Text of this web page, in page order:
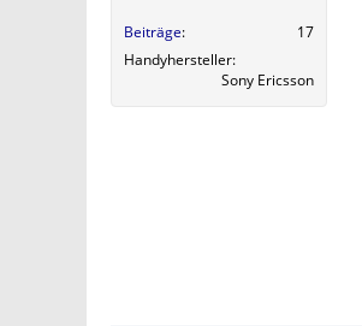
Beiträge
17
Handyhersteller
Sony Ericsson